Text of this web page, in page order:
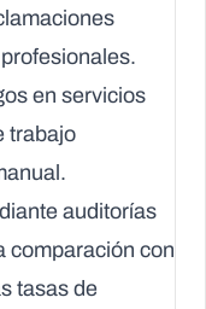
en servicios
trabajo
auditorías
comparación con
tasas de